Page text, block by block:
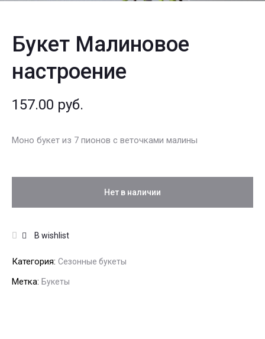
Букет Малиновое
настроение
157.00 руб.
Моно букет из 7 пионов с веточками малины
Нет в наличии
В wishlist
Категория: Сезонные букеты
Метка: Букеты